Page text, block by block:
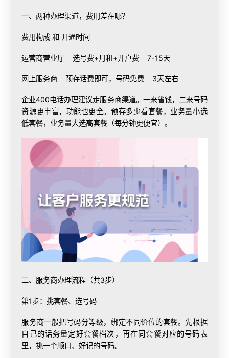
一、两种办理渠道，费用差在哪？
费用构成 和 开通时间
运营商营业厅 选号费+月租+开户费 7-15天
网上服务商 预存话费即可，号码免费 3天左右
企业400电话办理建议走服务商渠道。一来省钱，二来号码
资源更丰富，功能也更全。预存多少看套餐，业务量小选
低套餐，业务量大选高套餐（每分钟更便宜）。
二、服务商办理流程 （共3步）
第1步：挑套餐、选号码
服务商一般把号码分等级，绑定不同价位的套餐。先根据
自己的话务量定好套餐档次，再在同套餐对应的号码表
里，挑一个顺口、好记的号码。